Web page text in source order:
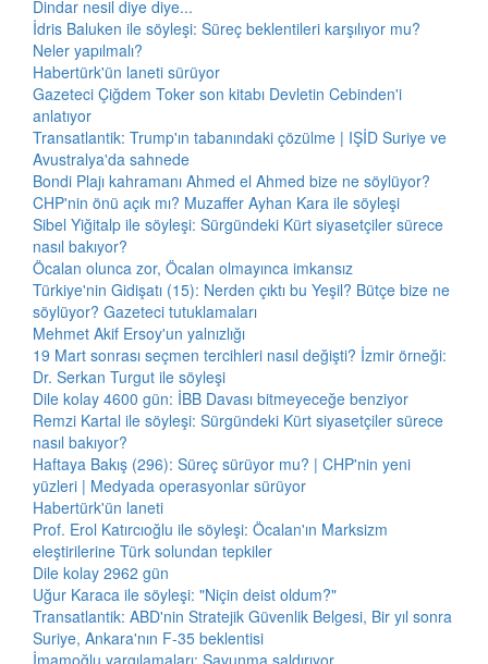
Dindar nesil diye diye...
İdris Baluken ile söyleşi: Süreç beklentileri karşılıyor mu?
Neler yapılmalı?
Habertürk'ün laneti sürüyor
Gazeteci Çiğdem Toker son kitabı Devletin Cebinden'i
anlatıyor
Transatlantik: Trump'ın tabanındaki çözülme | IŞİD Suriye ve
Avustralya'da sahnede
Bondi Plajı kahramanı Ahmed el Ahmed bize ne söylüyor?
CHP'nin önü açık mı? Muzaffer Ayhan Kara ile söyleşi
Sibel Yiğitalp ile söyleşi: Sürgündeki Kürt siyasetçiler sürece
nasıl bakıyor?
Öcalan olunca zor, Öcalan olmayınca imkansız
Türkiye'nin Gidişatı (15): Nerden çıktı bu Yeşil? Bütçe bize ne
söylüyor? Gazeteci tutuklamaları
Mehmet Akif Ersoy'un yalnızlığı
19 Mart sonrası seçmen tercihleri nasıl değişti? İzmir örneği:
Dr. Serkan Turgut ile söyleşi
Dile kolay 4600 gün: İBB Davası bitmeyeceğe benziyor
Remzi Kartal ile söyleşi: Sürgündeki Kürt siyasetçiler sürece
nasıl bakıyor?
Haftaya Bakış (296): Süreç sürüyor mu? | CHP'nin yeni
yüzleri | Medyada operasyonlar sürüyor
Habertürk'ün laneti
Prof. Erol Katırcıoğlu ile söyleşi: Öcalan'ın Marksizm
eleştirilerine Türk solundan tepkiler
Dile kolay 2962 gün
Uğur Karaca ile söyleşi: "Niçin deist oldum?"
Transatlantik: ABD'nin Stratejik Güvenlik Belgesi, Bir yıl sonra
Suriye, Ankara'nın F-35 beklentisi
İmamoğlu yargılamaları: Savunma saldırıyor